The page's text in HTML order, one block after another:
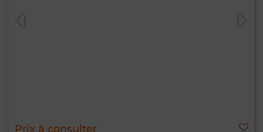
Prix à consulter